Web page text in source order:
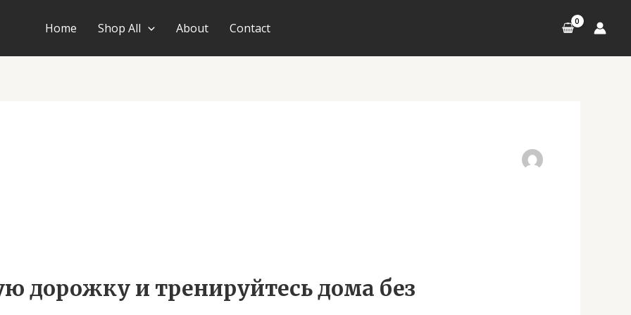
Home Shop All About Contact
дорожку и тренируйтесь дома без